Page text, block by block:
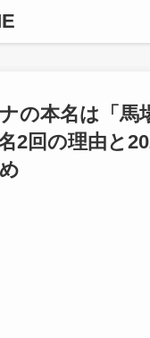
の本名は「馬
回の理由と